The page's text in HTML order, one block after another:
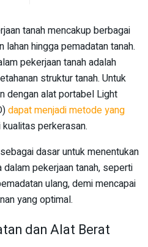
tanah mencakup berbagai
lahan hingga pemadatan tanah.
pekerjaan tanah adalah
struktur tanah. Untuk
dengan alat portabel Light
dapat menjadi metode yang
perkerasan.
dasar untuk menentukan
pekerjaan tanah, seperti
ulang, demi mencapai
yang optimal.
dan Alat Berat